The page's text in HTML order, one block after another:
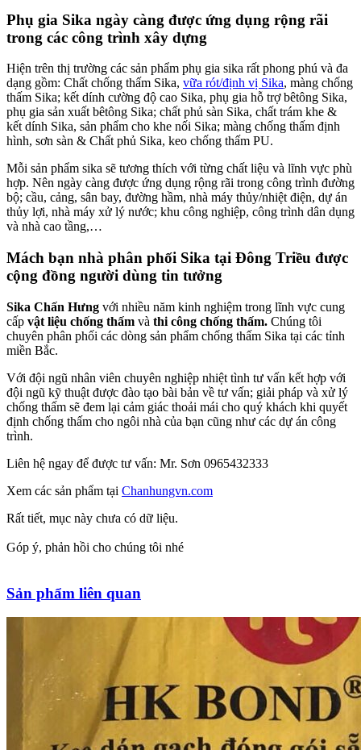
Phụ gia Sika ngày càng được ứng dụng rộng rãi
trong các công trình xây dựng
Hiện trên thị trường các sản phẩm phụ gia sika rất phong phú và đa
dạng gồm: Chất chống thấm Sika, vữa rót/định vị Sika, màng chống
thấm Sika; kết dính cường độ cao Sika, phụ gia hỗ trợ bêtông Sika,
phụ gia sản xuất bêtông Sika; chất phủ sàn Sika, chất trám khe &
kết dính Sika, sản phẩm cho khe nối Sika; màng chống thấm định
hình, sơn sàn & Chất phủ Sika, keo chống thấm PU.
Mỗi sản phẩm sika sẽ tương thích với từng chất liệu và lĩnh vực phù
hợp. Nên ngày càng được ứng dụng rộng rãi trong công trình đường
bộ; cầu, cảng, sân bay, đường hầm, nhà máy thủy/nhiệt điện, dự án
thủy lợi, nhà máy xử lý nước; khu công nghiệp, công trình dân dụng
và nhà cao tầng,…
Mách bạn nhà phân phối Sika tại Đông Triều được
cộng đồng người dùng tin tưởng
Sika Chấn Hưng với nhiều năm kinh nghiệm trong lĩnh vực cung
cấp vật liệu chống thấm và thi công chống thấm. Chúng tôi
chuyên phân phối các dòng sản phẩm chống thấm Sika tại các tỉnh
miền Bắc.
Với đội ngũ nhân viên chuyên nghiệp nhiệt tình tư vấn kết hợp với
đội ngũ kỹ thuật được đào tạo bài bản về tư vấn; giải pháp và xử lý
chống thấm sẽ đem lại cảm giác thoải mái cho quý khách khi quyết
định chống thấm cho ngôi nhà của bạn cũng như các dự án công
trình.
Liên hệ ngay để được tư vấn: Mr. Sơn 0965432333
Xem các sản phẩm tại Chanhungvn.com
Rất tiết, mục này chưa có dữ liệu.
Góp ý, phản hồi cho chúng tôi nhé
Sản phẩm liên quan